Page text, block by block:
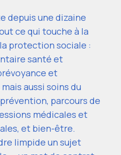
depuis une dizaine
ce qui touche à la
protection sociale :
santé et
et
aussi soins du
parcours de
médicales et
et bien-être.
limpide un sujet